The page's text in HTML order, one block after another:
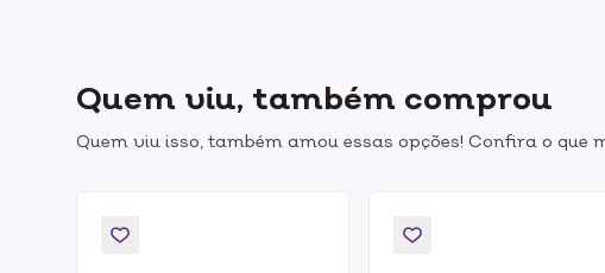
Quem viu, também comprou
Quem viu isso, também amou essas opções! Confira o que